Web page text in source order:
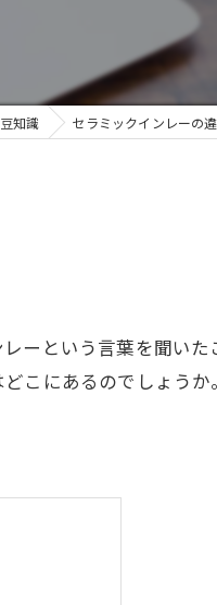
親知らず
子どもの矯正
施設
豆知識 セラミックインレーの
ーという言葉を聞い
こにあるのでしょう